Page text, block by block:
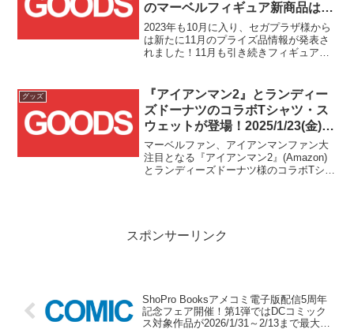
のマーベルフィギュア新商品はコ
ミック版ブラックコスチューム
スパイダーマン！！
2023年も10月に入り、セガプラザ様から
は新たに11月のプライズ品情報が発表さ
れました！11月も引き続きフィギュアブ
グッズ
『アイアンマン2』とランディー
ズドーナツのコラボTシャツ・ス
ウェットが登場！2025/1/23(金)よ
り発売！！
マーベルファン、アイアンマンファン大
注目となる『アイアンマン2』(Amazon)
とランディーズドーナツ様のコラボTシャ
スポンサーリンク
ShoPro Booksアメコミ電子版配信5周年
記念フェア開催！第1弾ではDCコミック
ス対象作品が2026/1/31～2/13まで最大